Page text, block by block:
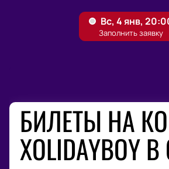
БИЛЕТЫ НА
XOLIDAYBOY